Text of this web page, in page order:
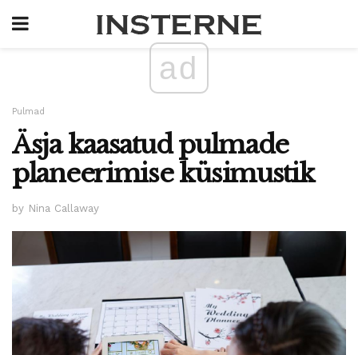
ad
Pulmad
Äsja kaasatud pulmade
planeerimise küsimustik
by Nina Callaway